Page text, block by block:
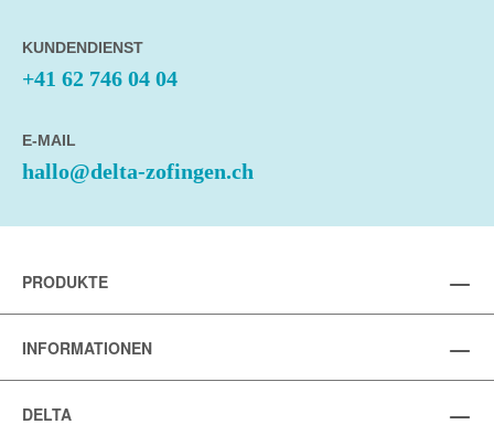
KUNDENDIENST
+41 62 746 04 04
E-MAIL
hallo@delta-zofingen.ch
PRODUKTE
INFORMATIONEN
DELTA